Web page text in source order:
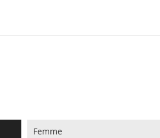
Femme